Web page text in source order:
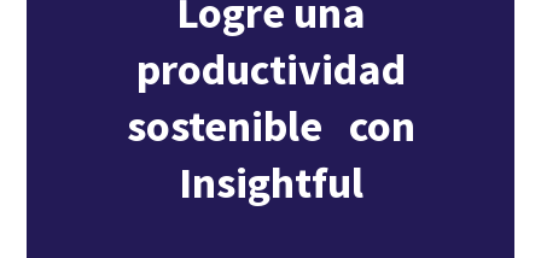
Logre una
productividad
sostenible con
Insightful